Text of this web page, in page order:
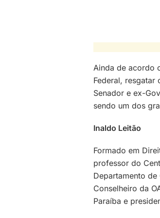
Ainda de acordo
Federal,
Senador e ex-
sendo um dos
Inaldo Leitão
Formado em
professor do
Departamento de
Conselheiro da
Paraíba e